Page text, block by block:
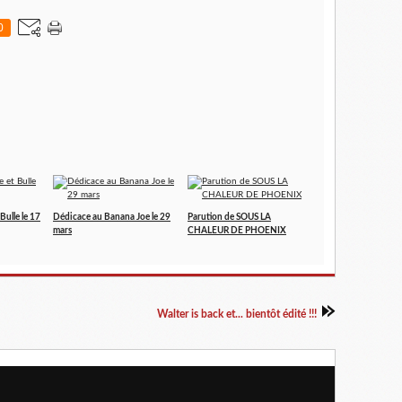
le 17
Dédicace au Banana Joe le 29
mars
Parution de SOUS LA
CHALEUR DE PHOENIX
Walter is back et... bientôt édité !!!